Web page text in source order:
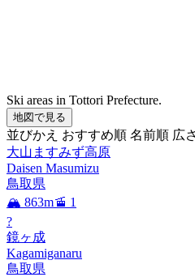
Ski areas in Tottori Prefecture.
地図で見る
並びかえ おすすめ順 名前順 広
大山ますみず高原
Daisen Masumizu
鳥取県
🏔️ 863m🚡 1
?
鏡ヶ成
Kagamiganaru
鳥取県